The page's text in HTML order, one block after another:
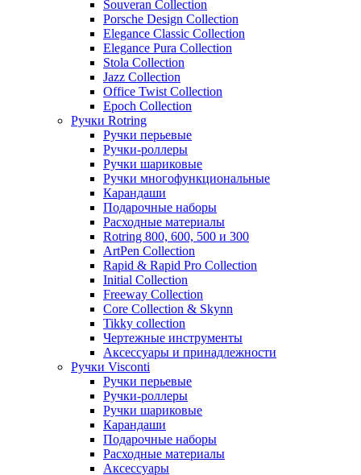
Souveran Collection
Porsche Design Collection
Elegance Classic Collection
Elegance Pura Collection
Stola Collection
Jazz Collection
Office Twist Collection
Epoch Collection
Ручки Rotring
Ручки перьевые
Ручки-роллеры
Ручки шариковые
Ручки многофункциональные
Карандаши
Подарочные наборы
Расходные материалы
Rotring 800, 600, 500 и 300
ArtPen Collection
Rapid & Rapid Pro Collection
Initial Collection
Freeway Collection
Core Collection & Skynn
Tikky collection
Чертежные инструменты
Аксессуары и принадлежности
Ручки Visconti
Ручки перьевые
Ручки-роллеры
Ручки шариковые
Карандаши
Подарочные наборы
Расходные материалы
Аксессуары